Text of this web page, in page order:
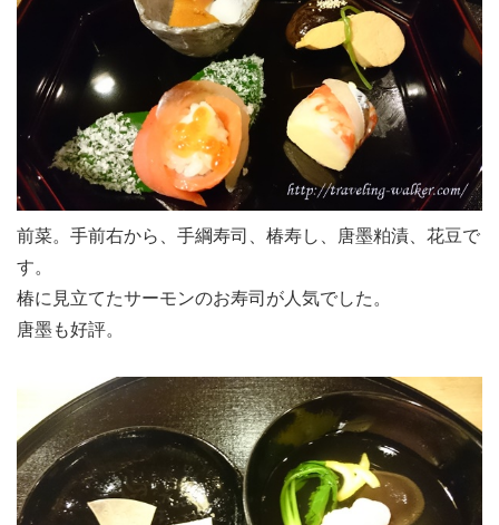
前菜。手前右から、手綱寿司、椿寿し、唐墨粕漬、花豆で
す。
椿に見立てたサーモンのお寿司が人気でした。
唐墨も好評。